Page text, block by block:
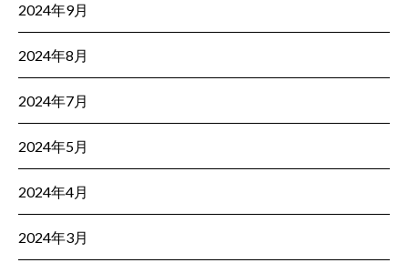
2024年9月
2024年8月
2024年7月
2024年5月
2024年4月
2024年3月